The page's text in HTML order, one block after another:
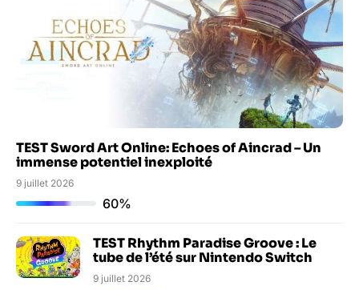
TEST Sword Art Online: Echoes of Aincrad – Un
immense potentiel inexploité
9 juillet 2026
60%
TEST Rhythm Paradise Groove : Le
tube de l’été sur Nintendo Switch
9 juillet 2026